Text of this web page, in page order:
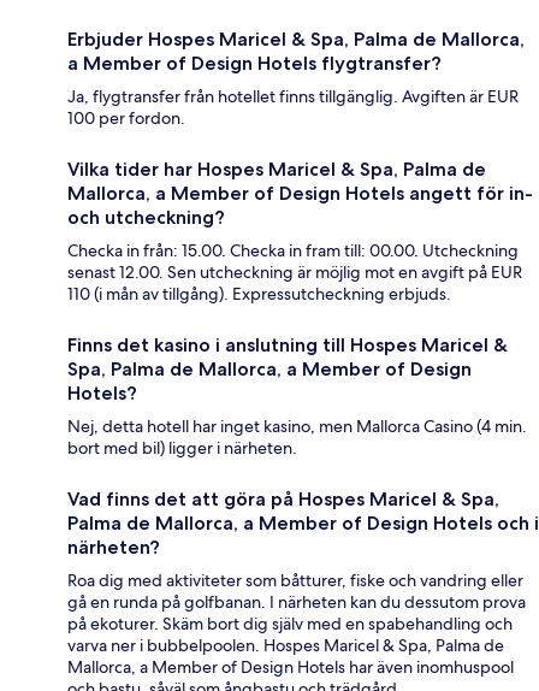
Erbjuder Hospes Maricel & Spa, Palma de Mallorca,
a Member of Design Hotels flygtransfer?
Ja, flygtransfer från hotellet finns tillgänglig. Avgiften är EUR
100 per fordon.
Vilka tider har Hospes Maricel & Spa, Palma de
Mallorca, a Member of Design Hotels angett för in-
och utcheckning?
Checka in från: 15.00. Checka in fram till: 00.00. Utcheckning
senast 12.00. Sen utcheckning är möjlig mot en avgift på EUR
110 (i mån av tillgång). Expressutcheckning erbjuds.
Finns det kasino i anslutning till Hospes Maricel &
Spa, Palma de Mallorca, a Member of Design
Hotels?
Nej, detta hotell har inget kasino, men Mallorca Casino (4 min.
bort med bil) ligger i närheten.
Vad finns det att göra på Hospes Maricel & Spa,
Palma de Mallorca, a Member of Design Hotels och i
närheten?
Roa dig med aktiviteter som båtturer, fiske och vandring eller
gå en runda på golfbanan. I närheten kan du dessutom prova
på ekoturer. Skäm bort dig själv med en spabehandling och
varva ner i bubbelpoolen. Hospes Maricel & Spa, Palma de
Mallorca, a Member of Design Hotels har även inomhuspool